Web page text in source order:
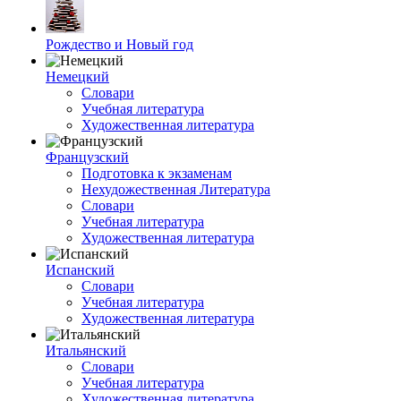
Рождество и Новый год
Немецкий
Словари
Учебная литература
Художественная литература
Французский
Подготовка к экзаменам
Нехудожественная Литература
Словари
Учебная литература
Художественная литература
Испанский
Словари
Учебная литература
Художественная литература
Итальянский
Словари
Учебная литература